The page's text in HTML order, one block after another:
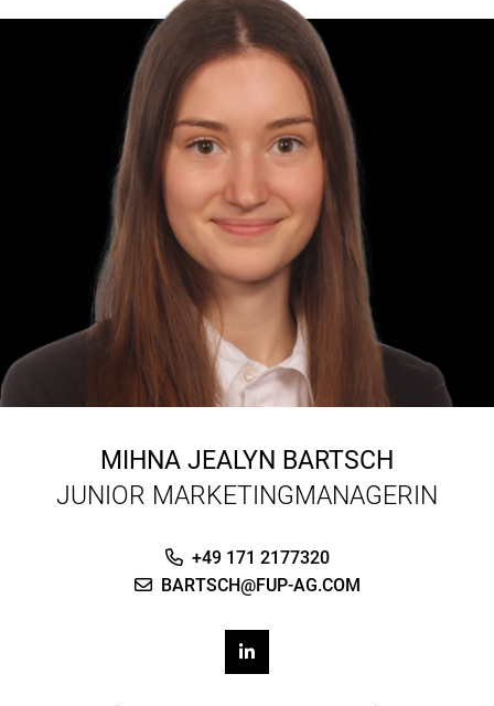
MIHNA JEALYN BARTSCH
JUNIOR MARKETINGMANAGERIN
+49 171 2177320
BARTSCH@FUP-AG.COM